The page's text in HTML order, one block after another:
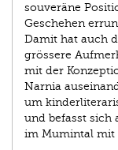
souveräne
Geschehen
Damit hat auch
grössere
mit der
Narnia
um
und befasst sich
im Mumintal mit